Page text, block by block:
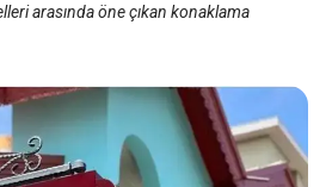
arasında öne çıkan konaklama